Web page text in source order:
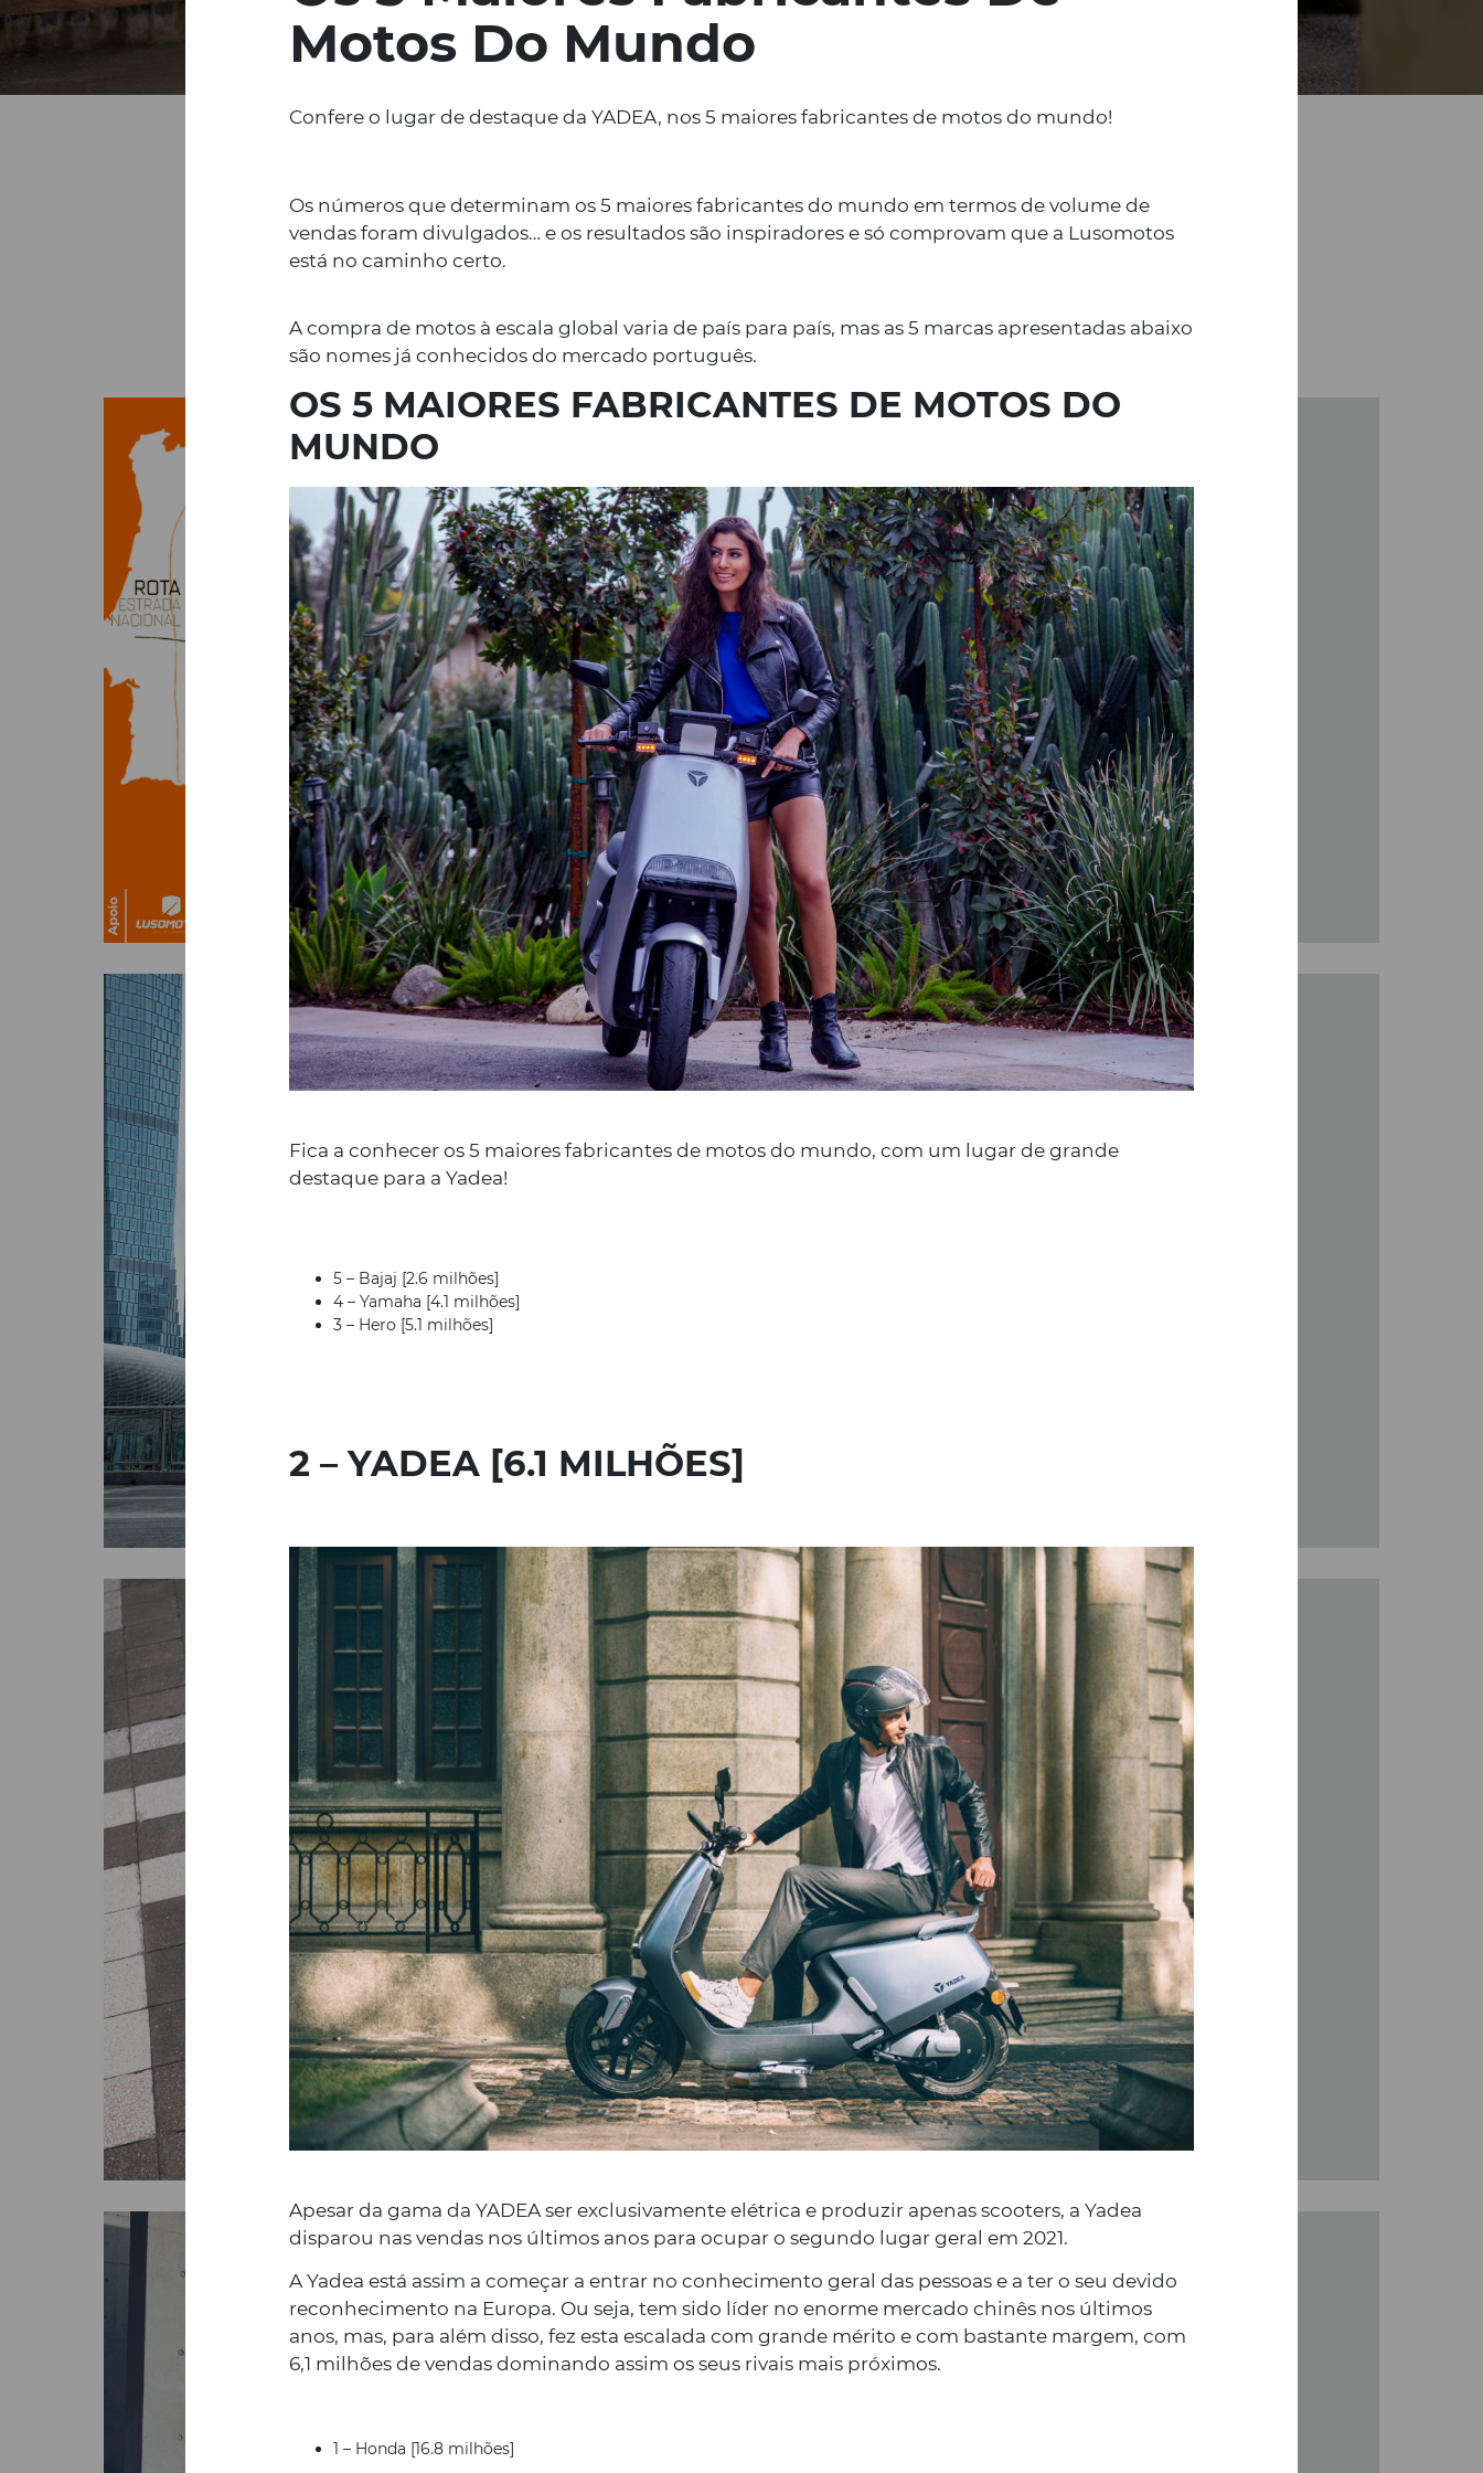
Motos Do Mundo
Confere o lugar de destaque da YADEA, nos 5 maiores fabricantes de motos do mundo!
Os números que determinam os 5 maiores fabricantes do mundo em termos de volume de
vendas foram divulgados… e os resultados são inspiradores e só comprovam que a Lusomotos
está no caminho certo.
A compra de motos à escala global varia de país para país, mas as 5 marcas apresentadas abaixo
são nomes já conhecidos do mercado português.
OS 5 MAIORES FABRICANTES DE MOTOS DO
MUNDO
Fica a conhecer os 5 maiores fabricantes de motos do mundo, com um lugar de grande
destaque para a Yadea!
5 – Bajaj [2.6 milhões]
4 – Yamaha [4.1 milhões]
3 – Hero [5.1 milhões]
2 – YADEA [6.1 MILHÕES]
Apesar da gama da YADEA ser exclusivamente elétrica e produzir apenas scooters, a Yadea
disparou nas vendas nos últimos anos para ocupar o segundo lugar geral em 2021.
A Yadea está assim a começar a entrar no conhecimento geral das pessoas e a ter o seu devido
reconhecimento na Europa. Ou seja, tem sido líder no enorme mercado chinês nos últimos
anos, mas, para além disso, fez esta escalada com grande mérito e com bastante margem, com
6,1 milhões de vendas dominando assim os seus rivais mais próximos.
1 – Honda [16.8 milhões]
as últimas notícias
25/08/2023
Uma aventura pela mítica N2
com a Yadea G5S
Uma nova aventura está prestes a chegar às
estradas portuguesas!
SABER MAIS
19/06/2023
24/05/2023
Compra uma Yadea M6 e
recebe um Top Case
A nova campanha é válida na compra de uma
scooter elétrica Yadea M6 e inclui a oferta de um
top-case Kappamoto K29 e o rack específico para
a sua montagem.
SABER MAIS
03/05/2023